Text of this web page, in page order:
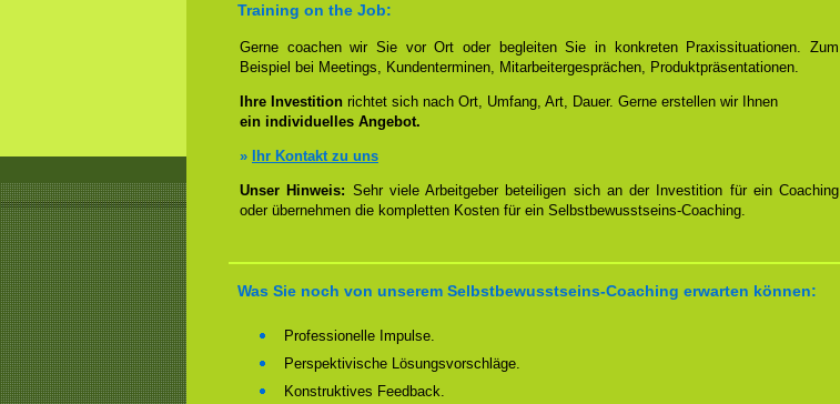
Training on the Job:
Gerne coachen wir Sie vor Ort oder begleiten Sie in konkreten Praxissituationen. Zum
Beispiel bei Meetings, Kundenterminen, Mitarbeitergesprächen, Produktpräsentationen.
Ihre Investition richtet sich nach Ort, Umfang, Art, Dauer. Gerne erstellen wir Ihnen
ein individuelles Angebot.
» Ihr Kontakt zu uns
Unser Hinweis: Sehr viele Arbeitgeber beteiligen sich an der Investition für ein Coaching
oder übernehmen die kompletten Kosten für ein Selbstbewusstseins-Coaching.
Was Sie noch von unserem Selbstbewusstseins-Coaching erwarten können:
Professionelle Impulse.
Perspektivische Lösungsvorschläge.
Konstruktives Feedback.